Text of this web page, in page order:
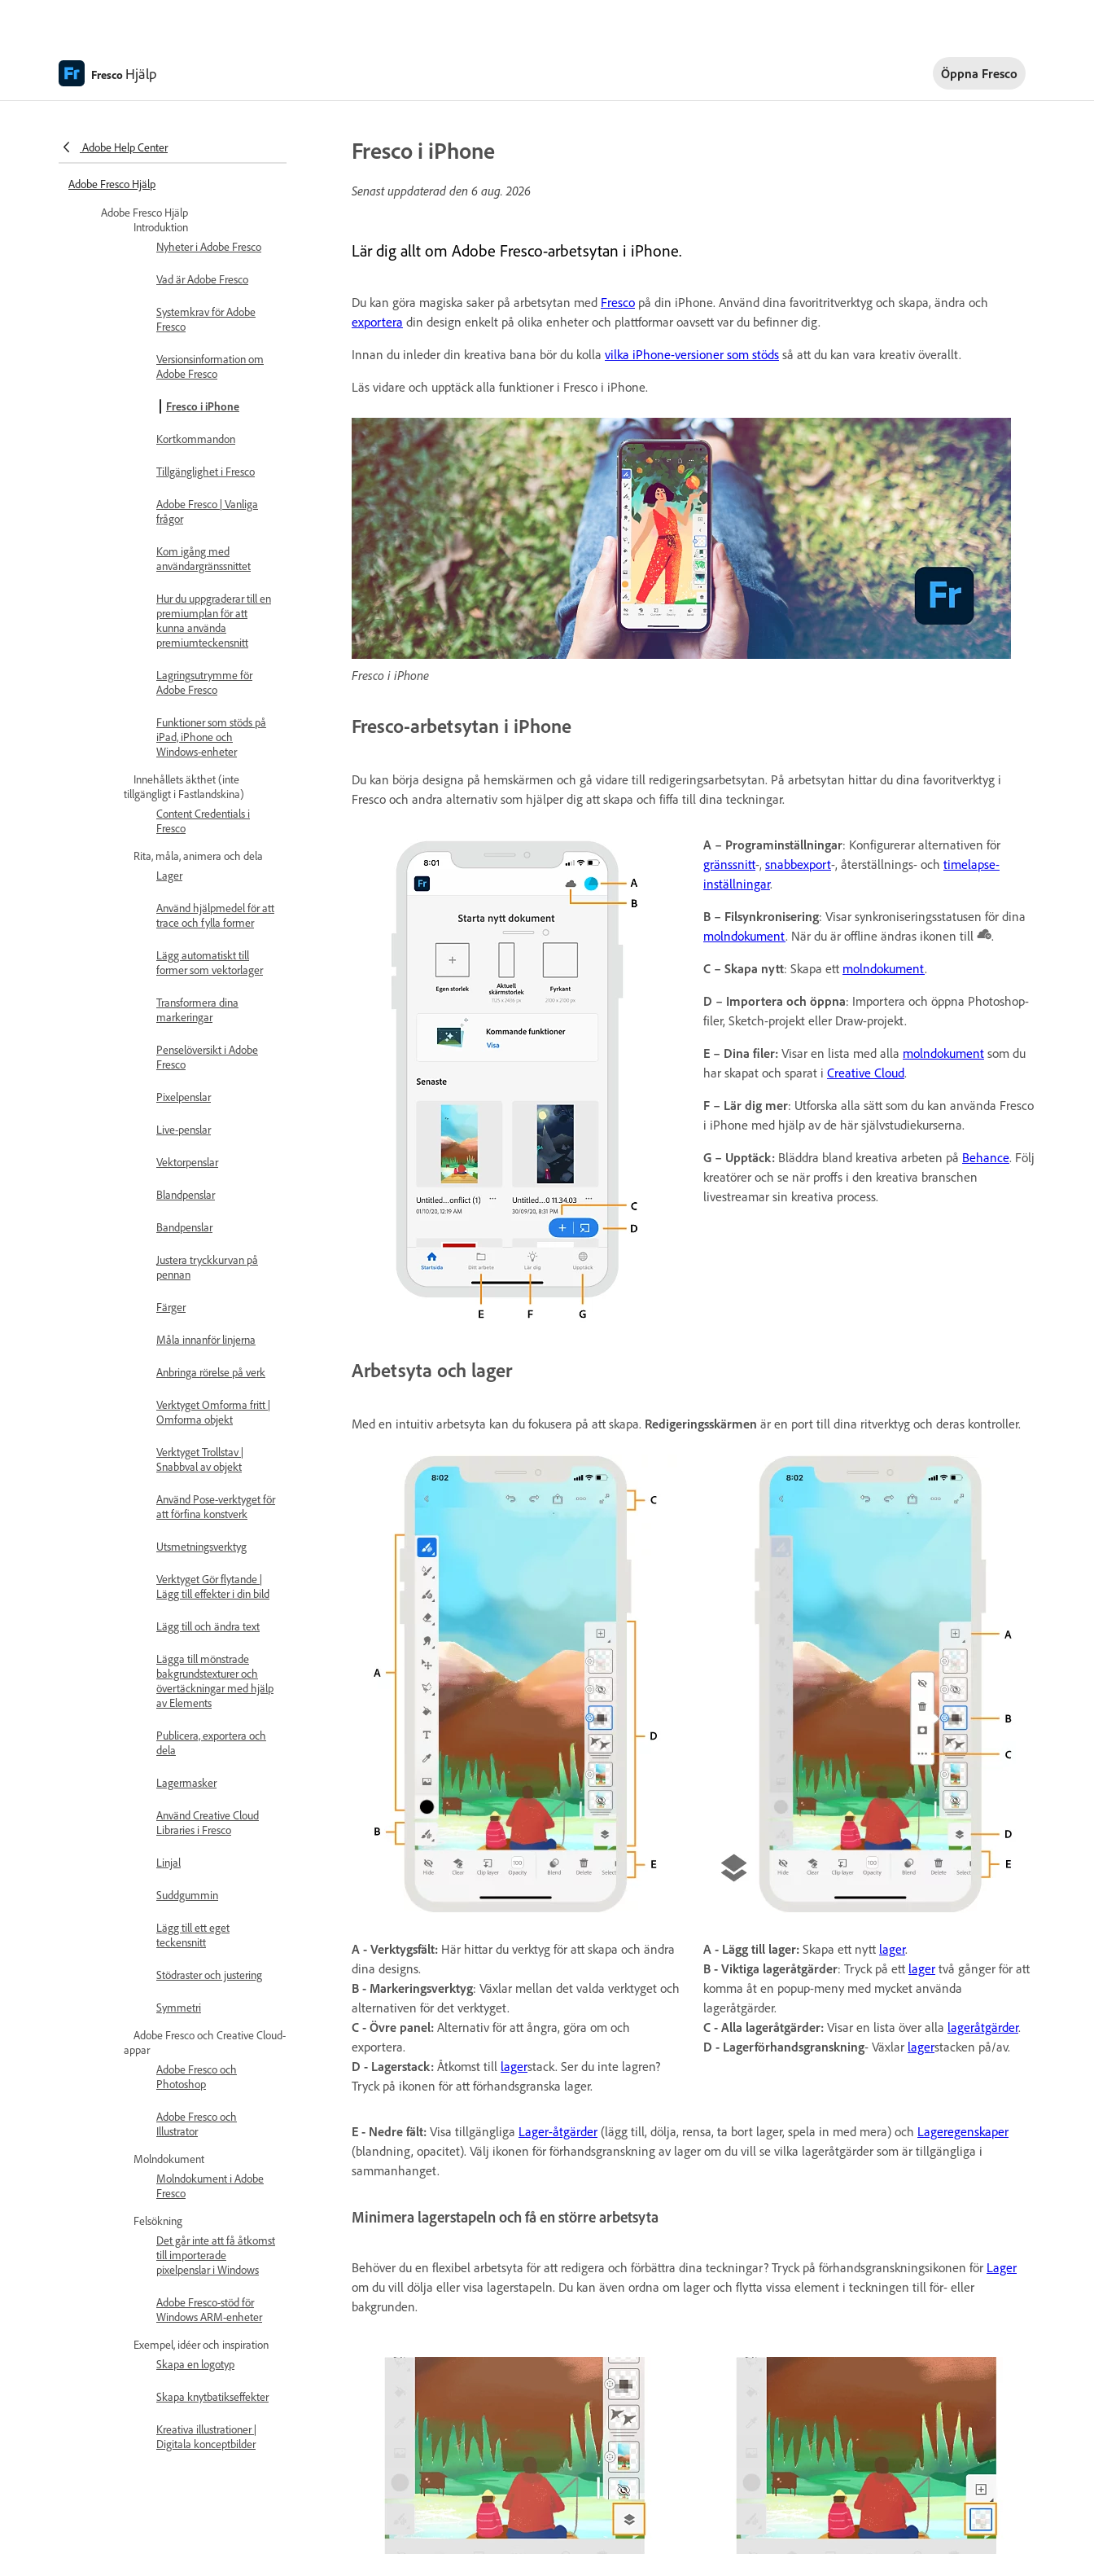
Fresco Hjälp Öppna Fresco
Adobe Help Center
Adobe Fresco Hjälp
Adobe Fresco Hjälp
Introduktion
Nyheter i Adobe Fresco
Vad är Adobe Fresco
Systemkrav för Adobe
Fresco
Versionsinformation om
Adobe Fresco
Fresco i iPhone
Kortkommandon
Tillgänglighet i Fresco
Adobe Fresco | Vanliga
frågor
Kom igång med
användargränssnittet
Hur du uppgraderar till en
premiumplan för att
kunna använda
premiumteckensnitt
Lagringsutrymme för
Adobe Fresco
Funktioner som stöds på
iPad, iPhone och
Windows-enheter
Innehållets äkthet (inte
tillgängligt i Fastlandskina)
Content Credentials i
Fresco
Rita, måla, animera och dela
Lager
Använd hjälpmedel för att
trace och fylla former
Lägg automatiskt till
former som vektorlager
Transformera dina
markeringar
Penselöversikt i Adobe
Fresco
Pixelpenslar
Live-penslar
Vektorpenslar
Blandpenslar
Bandpenslar
Justera tryckkurvan på
pennan
Färger
Måla innanför linjerna
Anbringa rörelse på verk
Verktyget Omforma fritt |
Omforma objekt
Verktyget Trollstav |
Snabbval av objekt
Använd Pose-verktyget för
att förfina konstverk
Utsmetningsverktyg
Verktyget Gör flytande |
Lägg till effekter i din bild
Lägg till och ändra text
Lägga till mönstrade
bakgrundstexturer och
övertäckningar med hjälp
av Elements
Publicera, exportera och
dela
Lagermasker
Använd Creative Cloud
Libraries i Fresco
Linjal
Suddgummin
Lägg till ett eget
teckensnitt
Stödraster och justering
Symmetri
Adobe Fresco och Creative Cloud-
appar
Adobe Fresco och
Photoshop
Adobe Fresco och
Illustrator
Molndokument
Molndokument i Adobe
Fresco
Felsökning
Det går inte att få åtkomst
till importerade
pixelpenslar i Windows
Adobe Fresco-stöd för
Windows ARM-enheter
Exempel, idéer och inspiration
Skapa en logotyp
Skapa knytbatikseffekter
Kreativa illustrationer |
Digitala konceptbilder
Fresco i iPhone
Senast uppdaterad den 6 aug. 2026
Lär dig allt om Adobe Fresco-arbetsytan i iPhone.
Du kan göra magiska saker på arbetsytan med Fresco på din iPhone. Använd dina favoritritverktyg och skapa, ändra och
exportera din design enkelt på olika enheter och plattformar oavsett var du befinner dig.
Innan du inleder din kreativa bana bör du kolla vilka iPhone-versioner som stöds så att du kan vara kreativ överallt.
Läs vidare och upptäck alla funktioner i Fresco i iPhone.
Fresco i iPhone
Fresco-arbetsytan i iPhone
Du kan börja designa på hemskärmen och gå vidare till redigeringsarbetsytan. På arbetsytan hittar du dina favoritverktyg i
Fresco och andra alternativ som hjälper dig att skapa och fiffa till dina teckningar.
A – Programinställningar: Konfigurerar alternativen för
gränssnitt-, snabbexport-, återställnings- och timelapse-
inställningar.
B – Filsynkronisering: Visar synkroniseringsstatusen för dina
molndokument. När du är offline ändras ikonen till
.
C – Skapa nytt: Skapa ett molndokument.
D – Importera och öppna: Importera och öppna Photoshop-
filer, Sketch-projekt eller Draw-projekt.
E – Dina filer: Visar en lista med alla molndokument som du
har skapat och sparat i Creative Cloud.
F – Lär dig mer: Utforska alla sätt som du kan använda Fresco
i iPhone med hjälp av de här självstudiekurserna.
G – Upptäck: Bläddra bland kreativa arbeten på Behance. Följ
kreatörer och se när proffs i den kreativa branschen
livestreamar sin kreativa process.
Arbetsyta och lager
Med en intuitiv arbetsyta kan du fokusera på att skapa. Redigeringsskärmen är en port till dina ritverktyg och deras kontroller.
A - Verktygsfält: Här hittar du verktyg för att skapa och ändra
dina designs.
B - Markeringsverktyg: Växlar mellan det valda verktyget och
alternativen för det verktyget.
C - Övre panel: Alternativ för att ångra, göra om och
exportera.
D - Lagerstack: Åtkomst till lagerstack. Ser du inte lagren?
Tryck på ikonen för att förhandsgranska lager.
A - Lägg till lager: Skapa ett nytt lager.
B - Viktiga lageråtgärder: Tryck på ett lager två gånger för att
komma åt en popup-meny med mycket använda
lageråtgärder.
C - Alla lageråtgärder: Visar en lista över alla lageråtgärder.
D - Lagerförhandsgranskning- Växlar lagerstacken på/av.
E - Nedre fält: Visa tillgängliga Lager-åtgärder (lägg till, dölja, rensa, ta bort lager, spela in med mera) och Lageregenskaper
(blandning, opacitet). Välj ikonen för förhandsgranskning av lager om du vill se vilka lageråtgärder som är tillgängliga i
sammanhanget.
Minimera lagerstapeln och få en större arbetsyta
Behöver du en flexibel arbetsyta för att redigera och förbättra dina teckningar? Tryck på förhandsgranskningsikonen för Lager
om du vill dölja eller visa lagerstapeln. Du kan även ordna om lager och flytta vissa element i teckningen till för- eller
bakgrunden.